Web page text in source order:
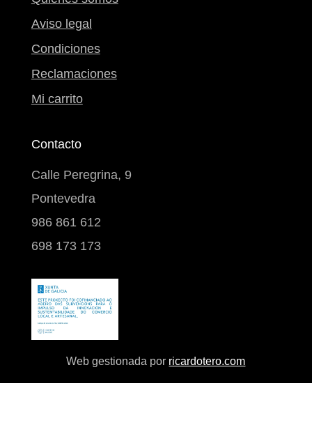
Aviso legal
Condiciones
Reclamaciones
Mi carrito
Contacto
Calle Peregrina, 9
Pontevedra
986 861 612
698 173 173
Web gestionada por ricardotero.com